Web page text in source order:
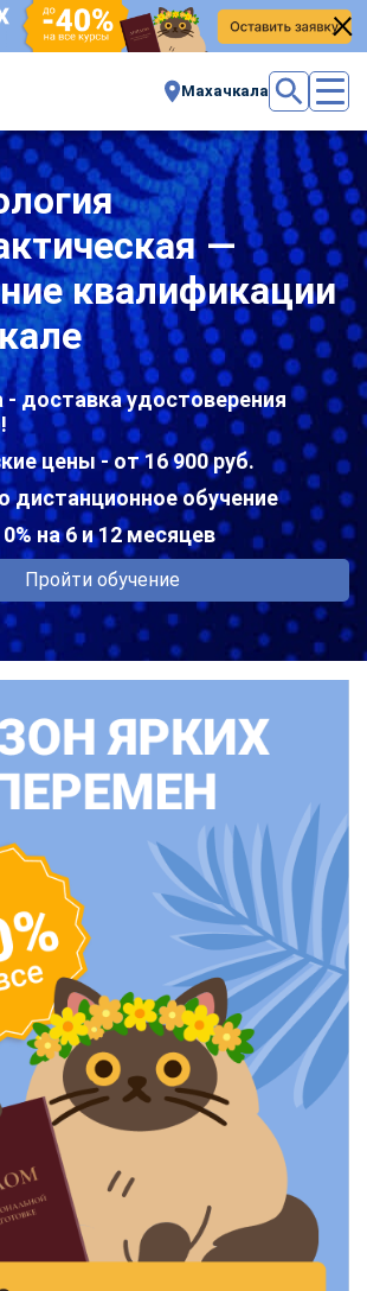
Махачкала
—
квалификации
- доставка удостоверения
цены - от 16 900 руб.
дистанционное обучение
на 6 и 12 месяцев
Пройти обучение